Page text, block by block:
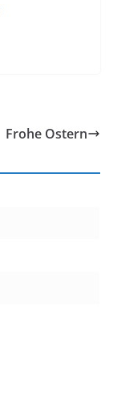
Frohe Ostern